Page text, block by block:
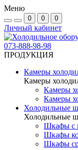
Меню
0 0 0
Личный кабинет
073-888-98-98
ПРОДУКЦИЯ
Камеры
Камеры
Камеры
Камеры
Холодильные
Холодильные
Шкафы с
Шкафы
Шкафы